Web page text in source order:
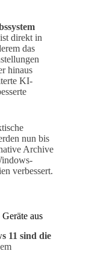
direkt in
das
hinaus
KI-
nun bis
Archive
verbessert.
aus
11 sind die